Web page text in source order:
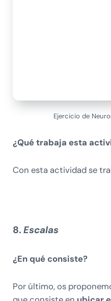
Ejercicio de
¿Qué trabaja esta
Con esta actividad se
8. Escalas
¿En qué consiste?
Por último, os